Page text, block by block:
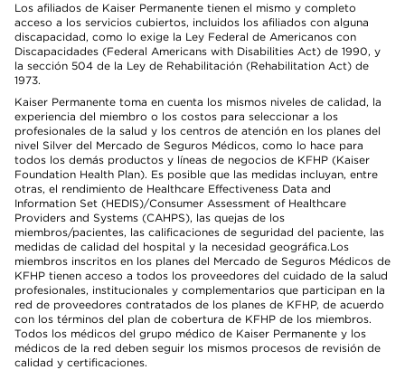
Los afiliados de Kaiser Permanente tienen el mismo y completo
acceso a los servicios cubiertos, incluidos los afiliados con alguna
discapacidad, como lo exige la Ley Federal de Americanos con
Discapacidades (Federal Americans with Disabilities Act) de 1990, y
la sección 504 de la Ley de Rehabilitación (Rehabilitation Act) de
1973.
Kaiser Permanente toma en cuenta los mismos niveles de calidad, la
experiencia del miembro o los costos para seleccionar a los
profesionales de la salud y los centros de atención en los planes del
nivel Silver del Mercado de Seguros Médicos, como lo hace para
todos los demás productos y líneas de negocios de KFHP (Kaiser
Foundation Health Plan). Es posible que las medidas incluyan, entre
otras, el rendimiento de Healthcare Effectiveness Data and
Information Set (HEDIS)/Consumer Assessment of Healthcare
Providers and Systems (CAHPS), las quejas de los
miembros/pacientes, las calificaciones de seguridad del paciente, las
medidas de calidad del hospital y la necesidad geográfica.Los
miembros inscritos en los planes del Mercado de Seguros Médicos de
KFHP tienen acceso a todos los proveedores del cuidado de la salud
profesionales, institucionales y complementarios que participan en la
red de proveedores contratados de los planes de KFHP, de acuerdo
con los términos del plan de cobertura de KFHP de los miembros.
Todos los médicos del grupo médico de Kaiser Permanente y los
médicos de la red deben seguir los mismos procesos de revisión de
calidad y certificaciones.